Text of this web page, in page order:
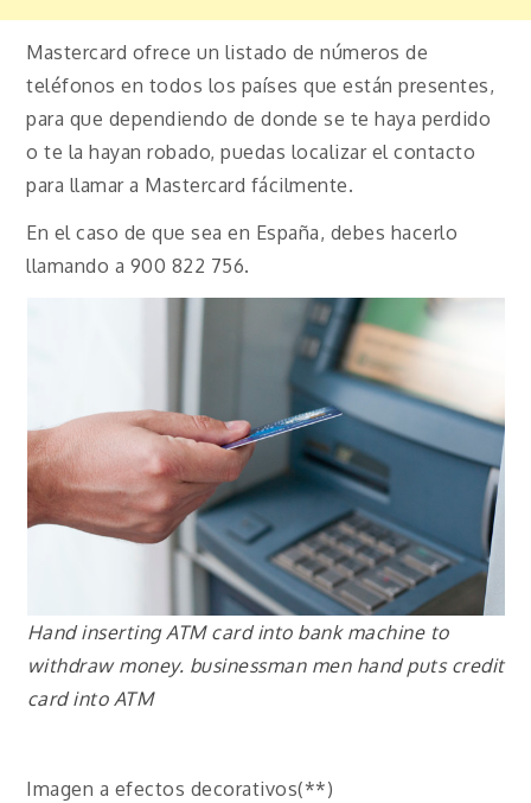
Mastercard ofrece un listado de números de
teléfonos en todos los países que están presentes,
para que dependiendo de donde se te haya perdido
o te la hayan robado, puedas localizar el contacto
para llamar a Mastercard fácilmente.
En el caso de que sea en España, debes hacerlo
llamando a 900 822 756.
Hand inserting ATM card into bank machine to
withdraw money. businessman men hand puts credit
card into ATM
Imagen a efectos decorativos(**)